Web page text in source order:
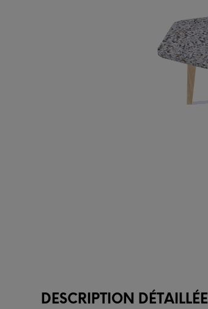
DESCRIPTION DÉTAILLÉE